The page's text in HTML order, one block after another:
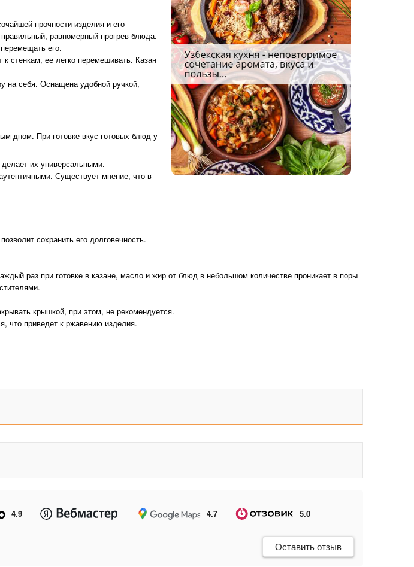
прочности изделия и его
равномерный прогрев блюда.
его.
стенкам, ее легко перемешивать. Казан
на себя. Оснащена удобной ручкой,
дном. При готовке вкус готовых блюд у
их универсальными.
Существует мнение, что в
сохранить его долговечность.
раз при готовке в казане, масло и жир от блюд в небольшом количестве проникает в поры
крышкой, при этом, не рекомендуется.
что приведет к ржавению изделия.
В зависимости от объема казана, его необходимо продержать на огне час-полтора.
процесс.
использованию.
После полного остывания, казан снова нужно поставить на огонь, налить 200-500 мл
масла (в зависимости от объема). Когда масло начнет нагреваться, необходимо взять
шумовку и набирая масло поливать им всю внутреннюю поверхность, в том числе и
ушки и дужки, пока масло не начнет дымиться. Но маслу нельзя давать закипеть, это
4.9 4.7 5.0
Оставить отзыв